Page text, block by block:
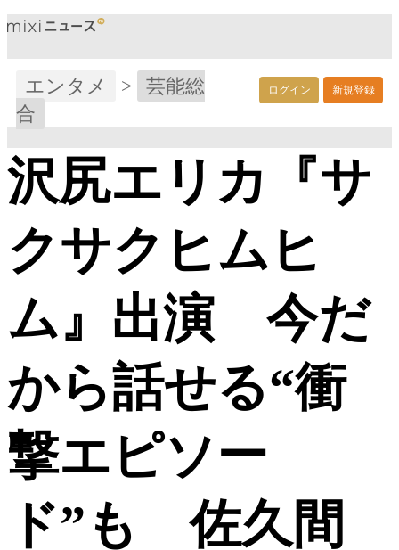
ログイン 新規登録
エンタメ >
芸能総
合
沢尻エリカ『サ
クサクヒムヒ
ム』出演 今だ
から話せる“衝
撃エピソー
ド”も 佐久間